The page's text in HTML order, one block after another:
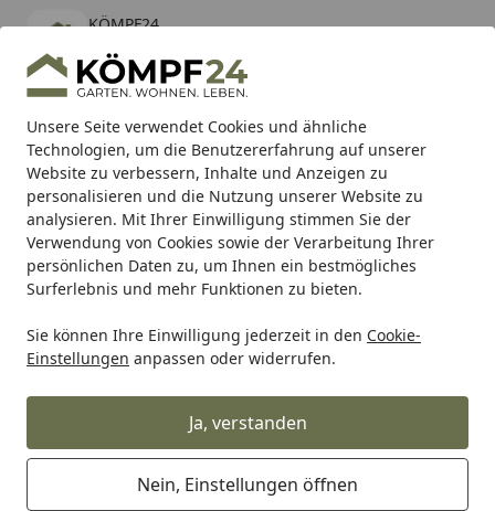
Unsere Seite verwendet Cookies und ähnliche
Technologien, um die Benutzererfahrung auf unserer
Website zu verbessern, Inhalte und Anzeigen zu
personalisieren und die Nutzung unserer Website zu
analysieren. Mit Ihrer Einwilligung stimmen Sie der
Verwendung von Cookies sowie der Verarbeitung Ihrer
persönlichen Daten zu, um Ihnen ein bestmögliches
Surferlebnis und mehr Funktionen zu bieten.
Sie können Ihre Einwilligung jederzeit in den Cookie-
Einstellungen anpassen oder widerrufen.
Ja, verstanden
Nein, Einstellungen öffnen
KÖMPF24
kostenlos - Im App Store
Hotline
Alle Produkte
Mein Konto
Suchen
Karibu Pools inkl. gratis Sandfilteranlage & Pool-
Starterset (Gesamtwert bis 468,99€)
Startseite
SBS Bremsbeläge Straße SBS Bremsbelag 511HF Street
SBS Bremsbelag 511HF Street